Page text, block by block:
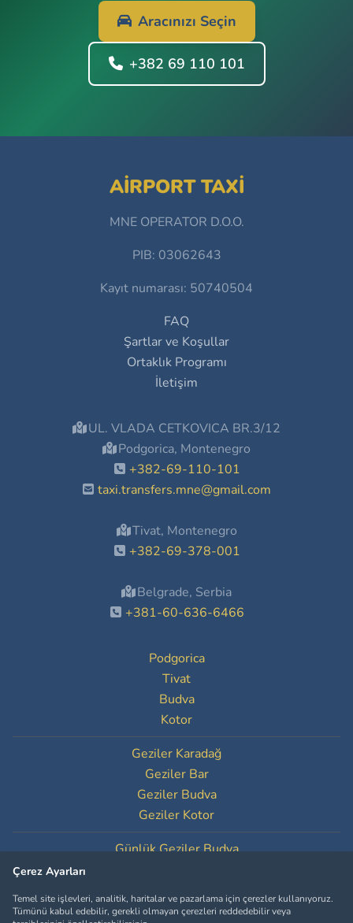
Aracınızı Seçin
+382 69 110 101
AIRPORT TAXI
MNE OPERATOR D.O.O.
PIB: 03062643
Kayıt numarası: 50740504
FAQ
Şartlar ve Koşullar
Ortaklık Programı
İletişim
UL. VLADA CETKOVICA BR.3/12
Podgorica, Montenegro
+382-69-110-101
taxi.transfers.mne@gmail.com
Tivat, Montenegro
+382-69-378-001
Belgrade, Serbia
+381-60-636-6466
Podgorica
Tivat
Budva
Kotor
Geziler Karadağ
Geziler Bar
Geziler Budva
Geziler Kotor
Günlük Geziler Budva
Çerez Ayarları
Çerez Ayarları
Temel site işlevleri, analitik, haritalar ve pazarlama için çerezler kullanıyoruz.
Tümünü kabul edebilir, gerekli olmayan çerezleri reddedebilir veya